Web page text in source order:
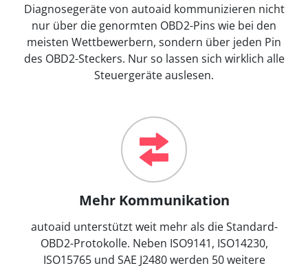
Diagnosegeräte von autoaid kommunizieren nicht
nur über die genormten OBD2-Pins wie bei den
meisten Wettbewerbern, sondern über jeden Pin
des OBD2-Steckers. Nur so lassen sich wirklich alle
Steuergeräte auslesen.
Mehr Kommunikation
autoaid unterstützt weit mehr als die Standard-
OBD2-Protokolle. Neben ISO9141, ISO14230,
ISO15765 und SAE J2480 werden 50 weitere